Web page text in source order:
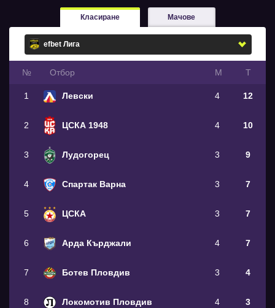
Класиране Мачове
№ Oтбор М Т
1 Левски 4 12
2 ЦСКА 1948 4 10
3 Лудогорец 3 9
4 Спартак Варна 3 7
5 ЦСКА 3 7
6 Арда Кърджали 4 7
7 Ботев Пловдив 3 4
8 Локомотив Пловдив 4 3